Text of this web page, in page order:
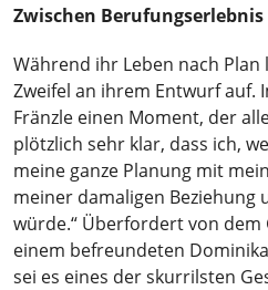
Zwischen
Während ihr Leben nach
Zweifel an ihrem Entwurf auf.
Fränzle einen Moment, der
plötzlich sehr klar, dass ich,
meine ganze Planung mit
meiner damaligen Beziehung
würde.“ Überfordert von
einem befreundeten
sei es eines der skurrilsten